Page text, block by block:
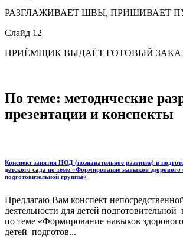
РАЗГЛАЖИВАЕТ ШВЫ, ПРИШИВАЕТ
Слайд 12
ПРИЁМЩИК ВЫДАЁТ ГОТОВЫЙ
По теме: методические
презентации и конспекты
Конспект занятия НОД (познавательное развитие) в
детского сада по теме «Формирование навыков здорового
подготовительной группы»
Предлагаю Вам конспект
деятельности для детей
по теме «Формирование навыков
детей подготов...